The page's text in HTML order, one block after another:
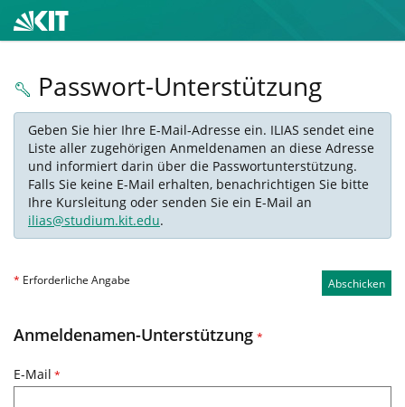
Passwort-Unterstützung
Geben Sie hier Ihre E-Mail-Adresse ein. ILIAS sendet eine
Liste aller zugehörigen Anmeldenamen an diese Adresse
und informiert darin über die Passwortunterstützung.
Falls Sie keine E-Mail erhalten, benachrichtigen Sie bitte
Ihre Kursleitung oder senden Sie ein E-Mail an
ilias@studium.kit.edu.
Abschicken
* Erforderliche Angabe
Anmeldenamen-Unterstützung *
E-Mail *